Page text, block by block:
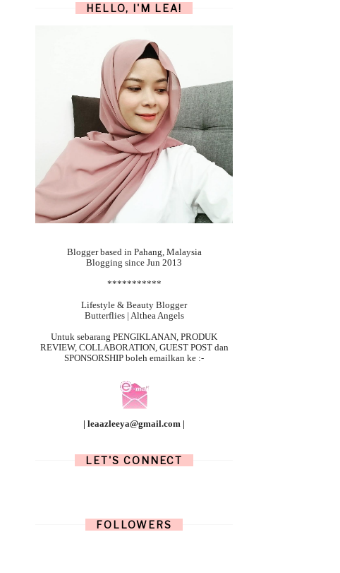
HELLO, I'M LEA!
Blogger based in Pahang, Malaysia
Blogging since Jun 2013
***********
Lifestyle & Beauty Blogger
Butterflies | Althea Angels
Untuk sebarang PENGIKLANAN, PRODUK
REVIEW, COLLABORATION, GUEST POST dan
SPONSORSHIP boleh emailkan ke :-
| leaazleeya@gmail.com |
LET'S CONNECT
FOLLOWERS